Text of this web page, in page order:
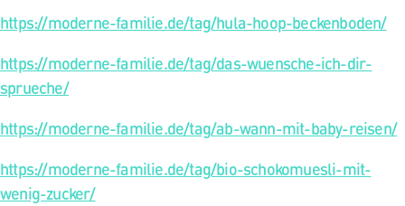
https://moderne-familie.de/tag/hula-hoop-beckenboden/
https://moderne-familie.de/tag/das-wuensche-ich-dir-
sprueche/
https://moderne-familie.de/tag/ab-wann-mit-baby-reisen/
https://moderne-familie.de/tag/bio-schokomuesli-mit-
wenig-zucker/